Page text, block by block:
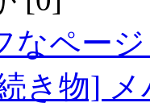
なペー
き物]